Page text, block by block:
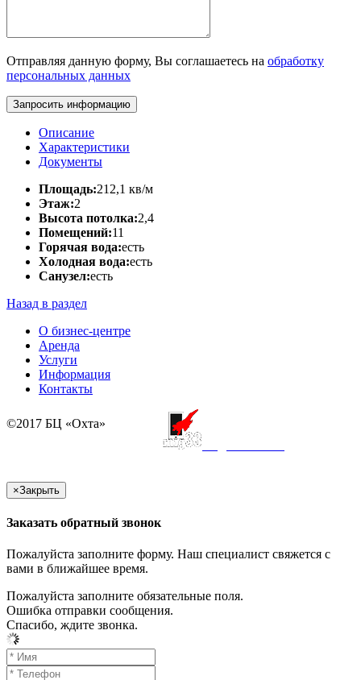
Отправляя данную форму, Вы соглашаетесь на обработку
персональных данных
Запросить информацию
Описание
Характеристики
Документы
Площадь:212,1 кв/м
Этаж:2
Высота потолка:2,4
Помещений:11
Горячая вода:есть
Холодная вода:есть
Санузел:есть
Назад в раздел
О бизнес-центре
Аренда
Услуги
Информация
Контакты
©2017 БЦ «Охта»
×Закрыть
Заказать обратный звонок
Пожалуйста заполните форму. Наш специалист свяжется с
вами в ближайшее время.
Пожалуйста заполните обязательные поля.
Ошибка отправки сообщения.
Спасибо, ждите звонка.